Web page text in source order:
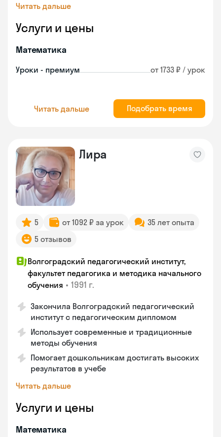
Читать дальше
Услуги и цены
Математика
Уроки - премиум от 1733 ₽ / урок
Читать дальше Подобрать время
Лира
5 от 1092 ₽ за урок
35 лет опыта
5 отзывов
Волгоградский педагогический институт,
факультет педагогика и методика начального
обучения • 1991 г.
Закончила Волгоградский педагогический
институт с педагогическим дипломом
Использует современные и традиционные
методы обучения
Помогает дошкольникам достигать высоких
результатов в учебе
Читать дальше
Услуги и цены
Математика